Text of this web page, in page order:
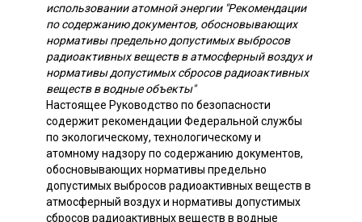
использовании атомной энергии "Рекомендации
по содержанию документов, обосновывающих
нормативы предельно допустимых выбросов
радиоактивных веществ в атмосферный воздух и
нормативы допустимых сбросов радиоактивных
веществ в водные объекты"
Настоящее Руководство по безопасности
содержит рекомендации Федеральной службы
по экологическому, технологическому и
атомному надзору по содержанию документов,
обосновывающих нормативы предельно
допустимых выбросов радиоактивных веществ в
атмосферный воздух и нормативы допустимых
сбросов радиоактивных веществ в водные